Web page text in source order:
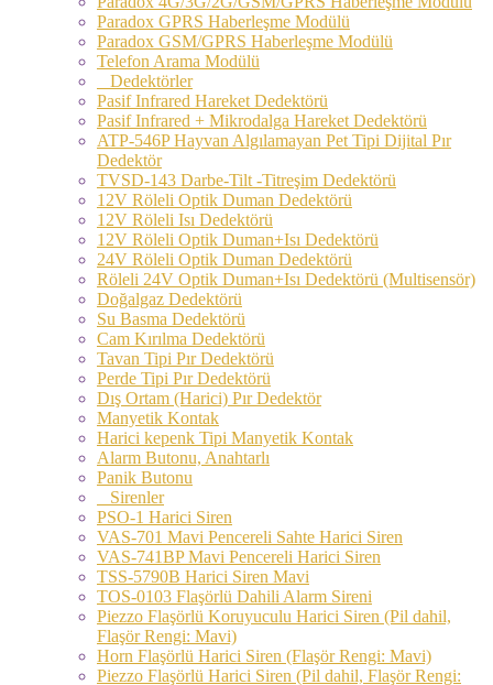
Paradox GPRS Haberleşme Modülü
Paradox GSM/GPRS Haberleşme Modülü
Telefon Arama Modülü
Dedektörler
Pasif Infrared Hareket Dedektörü
Pasif Infrared + Mikrodalga Hareket Dedektörü
ATP-546P Hayvan Algılamayan Pet Tipi Dijital Pır
Dedektör
TVSD-143 Darbe-Tilt -Titreşim Dedektörü
12V Röleli Optik Duman Dedektörü
12V Röleli Isı Dedektörü
12V Röleli Optik Duman+Isı Dedektörü
24V Röleli Optik Duman Dedektörü
Röleli 24V Optik Duman+Isı Dedektörü (Multisensör)
Doğalgaz Dedektörü
Su Basma Dedektörü
Cam Kırılma Dedektörü
Tavan Tipi Pır Dedektörü
Perde Tipi Pır Dedektörü
Dış Ortam (Harici) Pır Dedektör
Manyetik Kontak
Harici kepenk Tipi Manyetik Kontak
Alarm Butonu, Anahtarlı
Panik Butonu
Sirenler
PSO-1 Harici Siren
VAS-701 Mavi Pencereli Sahte Harici Siren
VAS-741BP Mavi Pencereli Harici Siren
TSS-5790B Harici Siren Mavi
TOS-0103 Flaşörlü Dahili Alarm Sireni
Piezzo Flaşörlü Koruyuculu Harici Siren (Pil dahil,
Flaşör Rengi: Mavi)
Horn Flaşörlü Harici Siren (Flaşör Rengi: Mavi)
Piezzo Flaşörlü Harici Siren (Pil dahil, Flaşör Rengi: